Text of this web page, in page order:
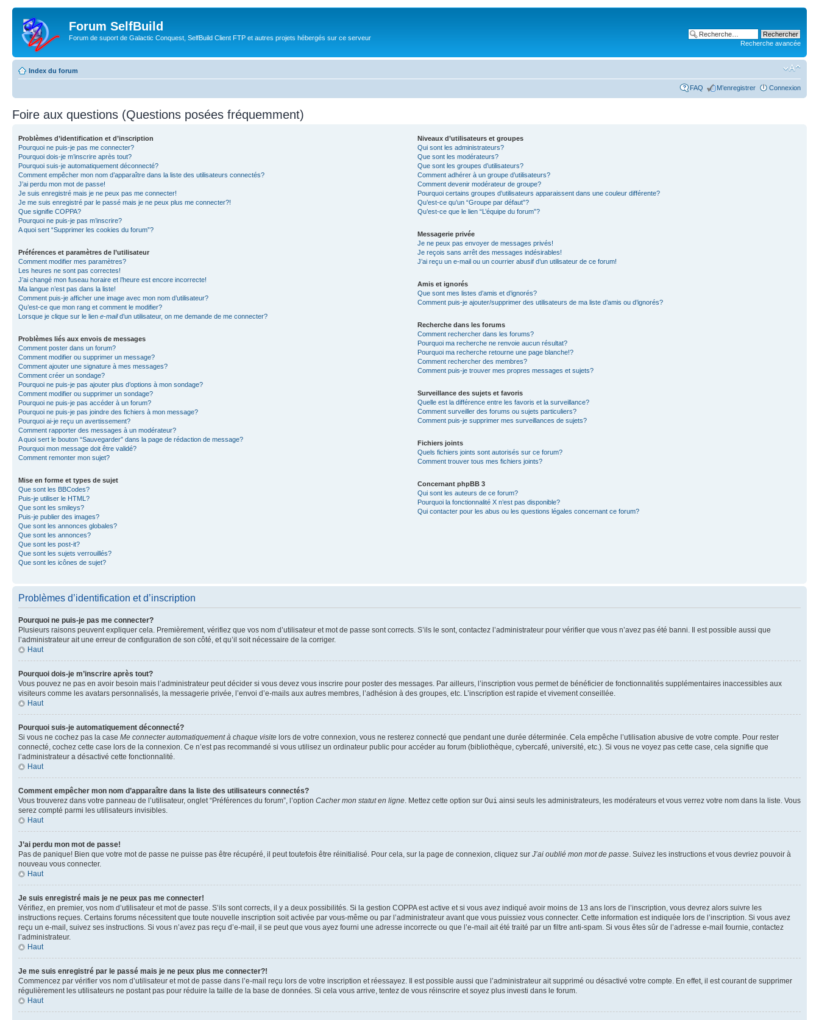
Forum SelfBuild
Forum de suport de Galactic Conquest, SelfBuild Client FTP et autres projets hébergés sur ce serveur
Recherche avancée
Index du forum
FAQ M’enregistrer Connexion
Foire aux questions (Questions posées fréquemment)
Problèmes d’identification et d’inscription
Pourquoi ne puis-je pas me connecter?
Pourquoi dois-je m’inscrire après tout?
Pourquoi suis-je automatiquement déconnecté?
Comment empêcher mon nom d’apparaître dans la liste des utilisateurs connectés?
J’ai perdu mon mot de passe!
Je suis enregistré mais je ne peux pas me connecter!
Je me suis enregistré par le passé mais je ne peux plus me connecter?!
Que signifie COPPA?
Pourquoi ne puis-je pas m’inscrire?
A quoi sert “Supprimer les cookies du forum”?
Préférences et paramètres de l’utilisateur
Comment modifier mes paramètres?
Les heures ne sont pas correctes!
J’ai changé mon fuseau horaire et l’heure est encore incorrecte!
Ma langue n’est pas dans la liste!
Comment puis-je afficher une image avec mon nom d’utilisateur?
Qu’est-ce que mon rang et comment le modifier?
Lorsque je clique sur le lien e-maild’un utilisateur, on me demande de me connecter?
Problèmes liés aux envois de messages
Comment poster dans un forum?
Comment modifier ou supprimer un message?
Comment ajouter une signature à mes messages?
Comment créer un sondage?
Pourquoi ne puis-je pas ajouter plus d’options à mon sondage?
Comment modifier ou supprimer un sondage?
Pourquoi ne puis-je pas accéder à un forum?
Pourquoi ne puis-je pas joindre des fichiers à mon message?
Pourquoi ai-je reçu un avertissement?
Comment rapporter des messages à un modérateur?
A quoi sert le bouton “Sauvegarder” dans la page de rédaction de message?
Pourquoi mon message doit être validé?
Comment remonter mon sujet?
Mise en forme et types de sujet
Que sont les BBCodes?
Puis-je utiliser le HTML?
Que sont les smileys?
Puis-je publier des images?
Que sont les annonces globales?
Que sont les annonces?
Que sont les post-it?
Que sont les sujets verrouillés?
Que sont les icônes de sujet?
Niveaux d’utilisateurs et groupes
Qui sont les administrateurs?
Que sont les modérateurs?
Que sont les groupes d’utilisateurs?
Comment adhérer à un groupe d’utilisateurs?
Comment devenir modérateur de groupe?
Pourquoi certains groupes d’utilisateurs apparaissent dans une couleur différente?
Qu’est-ce qu’un “Groupe par défaut”?
Qu’est-ce que le lien “L’équipe du forum”?
Messagerie privée
Je ne peux pas envoyer de messages privés!
Je reçois sans arrêt des messages indésirables!
J’ai reçu un e-mail ou un courrier abusif d’un utilisateur de ce forum!
Amis et ignorés
Que sont mes listes d’amis et d’ignorés?
Comment puis-je ajouter/supprimer des utilisateurs de ma liste d’amis ou d’ignorés?
Recherche dans les forums
Comment rechercher dans les forums?
Pourquoi ma recherche ne renvoie aucun résultat?
Pourquoi ma recherche retourne une page blanche!?
Comment rechercher des membres?
Comment puis-je trouver mes propres messages et sujets?
Surveillance des sujets et favoris
Quelle est la différence entre les favoris et la surveillance?
Comment surveiller des forums ou sujets particuliers?
Comment puis-je supprimer mes surveillances de sujets?
Fichiers joints
Quels fichiers joints sont autorisés sur ce forum?
Comment trouver tous mes fichiers joints?
Concernant phpBB 3
Qui sont les auteurs de ce forum?
Pourquoi la fonctionnalité X n’est pas disponible?
Qui contacter pour les abus ou les questions légales concernant ce forum?
Problèmes d’identification et d’inscription
Pourquoi ne puis-je pas me connecter?
Plusieurs raisons peuvent expliquer cela. Premièrement, vérifiez que vos nom d’utilisateur et mot de passe sont corrects. S’ils le sont, contactez l’administrateur pour vérifier que vous n’avez pas été banni. Il est possible aussi que
l’administrateur ait une erreur de configuration de son côté, et qu’il soit nécessaire de la corriger.
Haut
Pourquoi dois-je m’inscrire après tout?
Vous pouvez ne pas en avoir besoin mais l’administrateur peut décider si vous devez vous inscrire pour poster des messages. Par ailleurs, l’inscription vous permet de bénéficier de fonctionnalités supplémentaires inaccessibles aux
visiteurs comme les avatars personnalisés, la messagerie privée, l’envoi d’e-mails aux autres membres, l’adhésion à des groupes, etc. L’inscription est rapide et vivement conseillée.
Haut
Pourquoi suis-je automatiquement déconnecté?
Si vous ne cochez pas la case Me connecter automatiquement à chaque visite lors de votre connexion, vous ne resterez connecté que pendant une durée déterminée. Cela empêche l’utilisation abusive de votre compte. Pour rester
connecté, cochez cette case lors de la connexion. Ce n’est pas recommandé si vous utilisez un ordinateur public pour accéder au forum (bibliothèque, cybercafé, université, etc.). Si vous ne voyez pas cette case, cela signifie que
l’administrateur a désactivé cette fonctionnalité.
Haut
Comment empêcher mon nom d’apparaître dans la liste des utilisateurs connectés?
Vous trouverez dans votre panneau de l’utilisateur, onglet “Préférences du forum”, l’option Cacher mon statut en ligne. Mettez cette option sur Oui ainsi seuls les administrateurs, les modérateurs et vous verrez votre nom dans la liste. Vous
serez compté parmi les utilisateurs invisibles.
Haut
J’ai perdu mon mot de passe!
Pas de panique! Bien que votre mot de passe ne puisse pas être récupéré, il peut toutefois être réinitialisé. Pour cela, sur la page de connexion, cliquez sur J’ai oublié mon mot de passe. Suivez les instructions et vous devriez pouvoir à
nouveau vous connecter.
Haut
Je suis enregistré mais je ne peux pas me connecter!
Vérifiez, en premier, vos nom d’utilisateur et mot de passe. S’ils sont corrects, il y a deux possibilités. Si la gestion COPPA est active et si vous avez indiqué avoir moins de 13 ans lors de l’inscription, vous devrez alors suivre les
instructions reçues. Certains forums nécessitent que toute nouvelle inscription soit activée par vous-même ou par l’administrateur avant que vous puissiez vous connecter. Cette information est indiquée lors de l’inscription. Si vous avez
reçu un e-mail, suivez ses instructions. Si vous n’avez pas reçu d’e-mail, il se peut que vous ayez fourni une adresse incorrecte ou que l’e-mail ait été traité par un filtre anti-spam. Si vous êtes sûr de l’adresse e-mail fournie, contactez
l’administrateur.
Haut
Je me suis enregistré par le passé mais je ne peux plus me connecter?!
Commencez par vérifier vos nom d’utilisateur et mot de passe dans l’e-mail reçu lors de votre inscription et réessayez. Il est possible aussi que l’administrateur ait supprimé ou désactivé votre compte. En effet, il est courant de supprimer
régulièrement les utilisateurs ne postant pas pour réduire la taille de la base de données. Si cela vous arrive, tentez de vous réinscrire et soyez plus investi dans le forum.
Haut